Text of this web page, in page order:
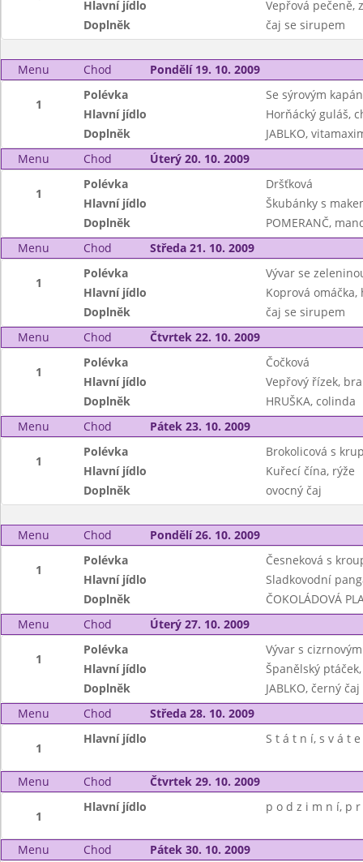
Hlavní jídlo
Vepřová pečeně,
Doplněk
čaj se sirupem
Menu Chod Pondělí 19. 10. 2009
1
Polévka
Se sýrovým
Hlavní jídlo
Horňácký guláš,
Doplněk
JABLKO,
Menu
Chod Úterý 20. 10. 2009
1
Polévka
Dršťková
Hlavní jídlo
Škubánky s
Doplněk
POMERANČ,
Menu
Chod Středa 21. 10. 2009
1
Polévka
Vývar se
Hlavní jídlo
Koprová
Doplněk
čaj se sirupem
Menu
Chod Čtvrtek 22. 10. 2009
1
Polévka
Čočková
Hlavní jídlo
Vepřový řízek,
Doplněk
HRUŠKA, colinda
Menu
Chod Pátek 23. 10. 2009
1
Polévka
Brokolicová s
Hlavní jídlo
Kuřecí čína, rýže
Doplněk
ovocný čaj
Menu Chod Pondělí 26. 10. 2009
1
Polévka
Česneková s
Hlavní jídlo
Sladkovodní
Doplněk
ČOKOLÁDOVÁ
Menu
Chod Úterý 27. 10. 2009
1
Polévka
Vývar s
Hlavní jídlo
Španělský
Doplněk
JABLKO, černý
Menu
Chod Středa 28. 10. 2009
1
Hlavní jídlo S t á t n í, s v á t e
Menu Chod Čtvrtek 29. 10. 2009
1
Hlavní jídlo p o d z i m n í, p
Menu Chod Pátek 30. 10. 2009